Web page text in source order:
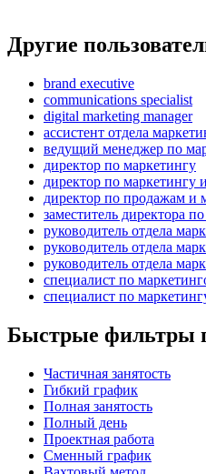
Другие
brand executive
communications specialist
digital marketing manager
ассистент отдела
ведущий менеджер по
директор по маркетингу
директор по маркетингу
директор по продажам и
заместитель директора
руководитель отдела
руководитель отдела
руководитель отдела
специалист по
специалист по
Быстрые фильтры
Частичная занятость
Гибкий график
Полная занятость
Полный день
Проектная работа
Сменный график